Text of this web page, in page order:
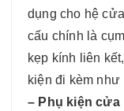
dụng cho hệ
cấu chính là
kẹp kính liên
kiện đi kèm như
– Phụ kiện